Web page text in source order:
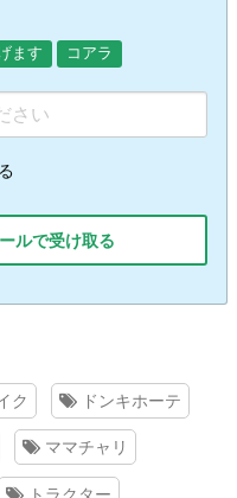
ます コアラ
ルで受け取る
ク ドンキホーテ
ママチャリ
トラクター